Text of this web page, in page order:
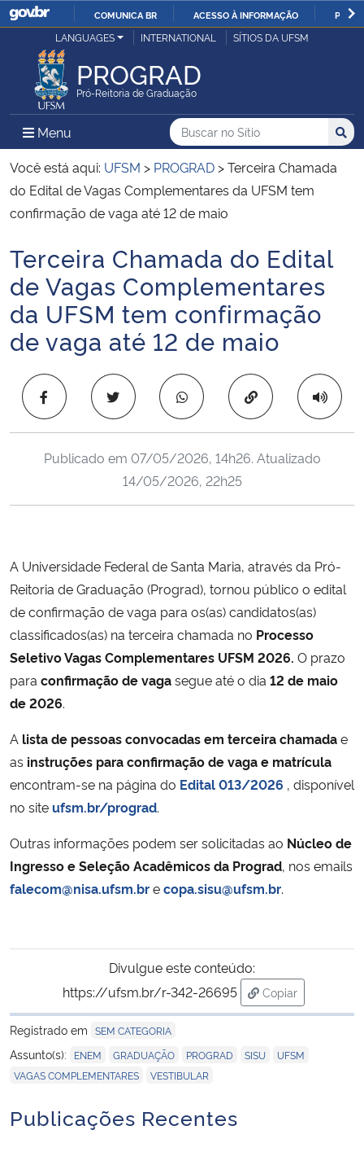
IR
O
COMUNICA BR ACESSO À INFORMAÇÃO
Ministério da Justiça e Segurança Pública
Ministério da Defesa
Ministério das Relações Exteriores
Ministério da Economia
Ministério da Infraestrutura
Ministério da Agricultura, Pecuária e Abastecimento
Ministério da Educação
Ministério da Cidadania
Ministério da Saúde
Ministério de Minas e Energia
Ministério da Ciência, Tecnologia, Inovações e Comunicações
Ministério do Turismo
Ministério do Desenvolvimento Regional
Controladoria-Geral da União
Secretaria-Geral
Secretaria de Governo
Gabinete de Segurança Institucional
Advocacia-Geral da União
LANGUAGES INTERNATIONAL SÍTIOS DA UFSM
PROGRAD
Pró-Reitoria de Graduação
Menu Menu Principal do Sítio
Busca
Buscar no no Sítio
Busca:
Você está aqui: UFSM > PROGRAD >Terceira Chamada
do Edital de Vagas Complementares da UFSM tem
confirmação de vaga até 12 de maio
Início do conteúdo
Terceira Chamada do Edital
de Vagas Complementares
da UFSM tem confirmação
de vaga até 12 de maio
Copiar para área
Publicado em 07/05/2026, 14h26. Atualizado
14/05/2026, 22h25
A Universidade Federal de Santa Maria, através da Pró-
Reitoria de Graduação (Prograd), tornou público o edital
de confirmação de vaga para os(as) candidatos(as)
classificados(as) na terceira chamada no Processo
Seletivo Vagas Complementares UFSM 2026. O prazo
para confirmação de vagasegue até o dia 12 de maio
de 2026.
A lista de pessoas convocadas em terceira chamadae
as instruções para confirmação de vaga e matrícula
encontram-se na página do Edital 013/2026 , disponível
no site ufsm.br/prograd.
Outras informações podem ser solicitadas ao Núcleo de
Ingresso e Seleção Acadêmicos da Prograd, nos emails
falecom@nisa.ufsm.brecopa.sisu@ufsm.br.
Divulgue este conteúdo:
https://ufsm.br/r-342-26695
Copiar
para área de
Registrado em SEM CATEGORIA
Assunto(s): ENEM GRADUAÇÃO PROGRAD SISU UFSM
VAGAS COMPLEMENTARES VESTIBULAR
Publicações Recentes